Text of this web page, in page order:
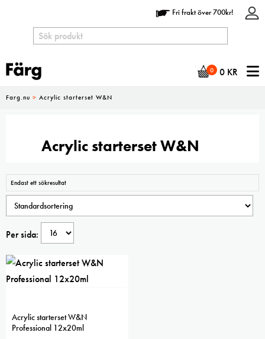
Fri frakt över 700kr!
0 0 KR
Farg.nu > Acrylic starterset W&N
Acrylic starterset W&N
Endast ett sökresultat
Per sida:
Acrylic starterset W&N
Professional 12x20ml